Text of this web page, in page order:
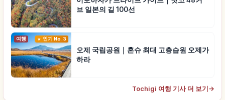
브 일본의 길 100선
여행 인기 No.3
오제 국립공원｜혼슈 최대 고층습원 오제가
하라
Tochigi 여행 기사 더 보기 →